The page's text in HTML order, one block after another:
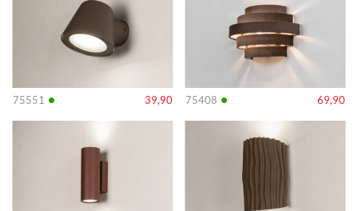
75551 • 39,90 75408 • 69,90
Info Info